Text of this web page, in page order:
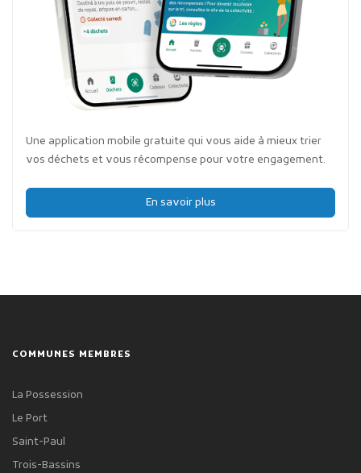
Une application mobile gratuite qui vous aide à mieux trier
vos déchets et vous récompense pour votre engagement.
En savoir plus
COMMUNES MEMBRES
La Possession
Le Port
Saint-Paul
Trois-Bassins